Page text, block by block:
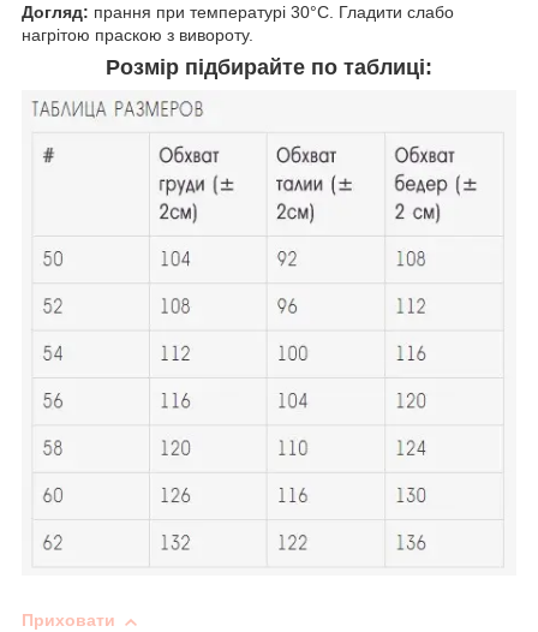
Догляд: прання при температурі 30°C. Гладити слабо
нагрітою праскою з вивороту.
Розмір підбирайте по таблиці:
Приховати